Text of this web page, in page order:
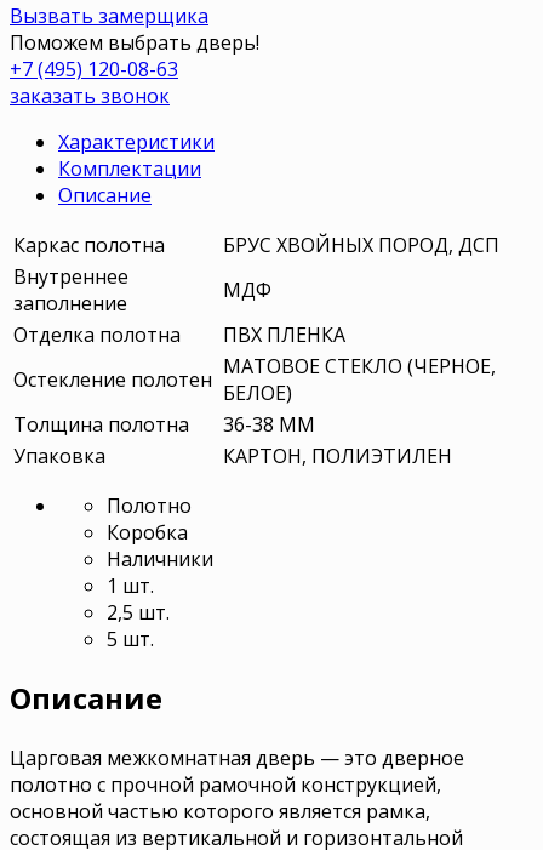
Вызвать замерщика
Поможем выбрать дверь!
+7 (495) 120-08-63
заказать звонок
Характеристики
Комплектации
Описание
Каркас полотна
БРУС ХВОЙНЫХ ПОРОД, ДСП
Внутреннее
заполнение
МДФ
Отделка полотна
ПВХ ПЛЕНКА
Остекление полотен МАТОВОЕ СТЕКЛО (ЧЕРНОЕ,
БЕЛОЕ)
Толщина полотна
36-38 ММ
Упаковка
КАРТОН, ПОЛИЭТИЛЕН
Полотно
Коробка
Наличники
1 шт.
2,5 шт.
5 шт.
Описание
Царговая межкомнатная дверь — это дверное
полотно с прочной рамочной конструкцией,
основной частью которого является рамка,
состоящая из вертикальной и горизонтальной